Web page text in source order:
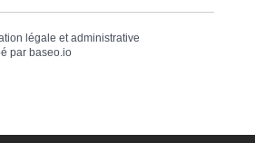
légale et administrative
par baseo.io